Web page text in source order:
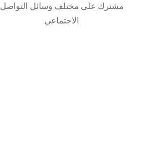
مشترك على مختلف وسائل التواصل
الاجتماعي